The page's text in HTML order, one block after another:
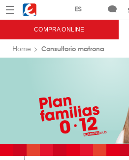
Menú Eroski
COMPRA ONLINE
Home Consultorio matrona